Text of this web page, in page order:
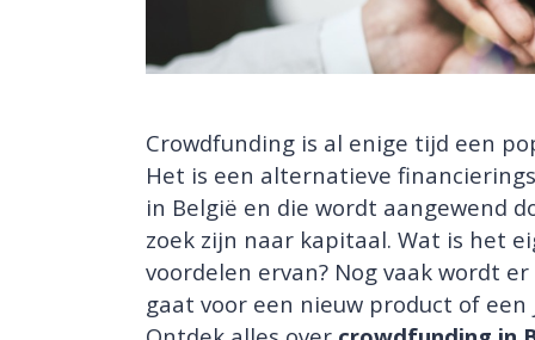
Crowdfunding is al enige tijd een
Het is een alternatieve
in België en die wordt aangewend
zoek zijn naar kapitaal. Wat is het
voordelen ervan? Nog vaak wordt
gaat voor een nieuw product of